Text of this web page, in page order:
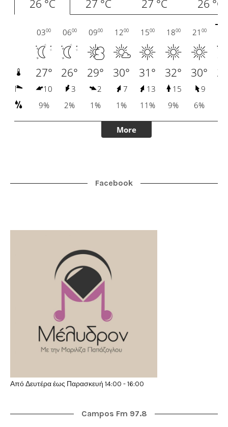
Facebook
Από Δευτέρα έως Παρασκευή 14:00 - 16:00
Campos Fm 97.8